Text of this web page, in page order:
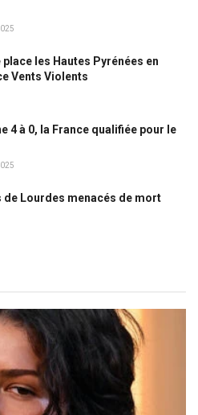
place les Hautes Pyrénées en
Vents Violents
4 à 0, la France qualifiée pour le
de Lourdes menacés de mort